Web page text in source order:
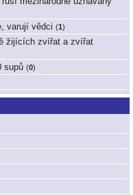
varují vědci (1)
žijících zvířat a zvířat
supů (0)